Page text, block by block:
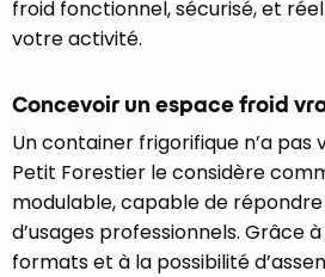
froid fonctionnel, sécurisé, et
votre activité.
Concevoir un espace froid
Un container frigorifique n’a pas
Petit Forestier le considère
modulable, capable de
d’usages professionnels. Grâce
formats et à la possibilité